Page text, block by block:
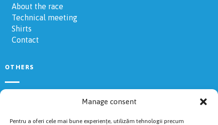
Manage consent
Pentru a oferi cele mai bune experiențe, utilizăm tehnologii precum
About the race
Technical meeting
Shirts
Contact
OTHERS
Volunteers